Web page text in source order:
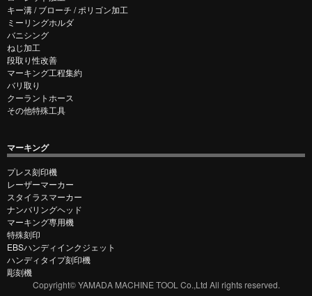
キー溝 / ブローチ / ポリゴン加工
ミーリングホルダ
バニシング
ねじ加工
段取り性改善
マーキング工程集約
バリ取り
クーラントホース
その他特殊工具
マーキング
プレス刻印機
レーザーマーカー
スタイラスマーカー
ナンバリングヘッド
マーキング専用機
特殊刻印
EBSハンディインクジェット
ハンディタイプ刻印機
彫刻機
Copyright© YAMADA MACHINE TOOL Co.,Ltd All rights reserved.